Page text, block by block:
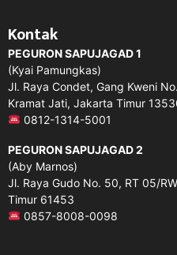
Kontak
PEGURON SAPUJAGAD 1
(Kyai Pamungkas)
Jl. Raya Condet, Gang Kweni
Kramat Jati, Jakarta Timur
0812-1314-5001
PEGURON SAPUJAGAD 2
(Aby Marnos)
Jl. Raya Gudo No. 50, RT 05/
Timur 61453
0857-8008-0098